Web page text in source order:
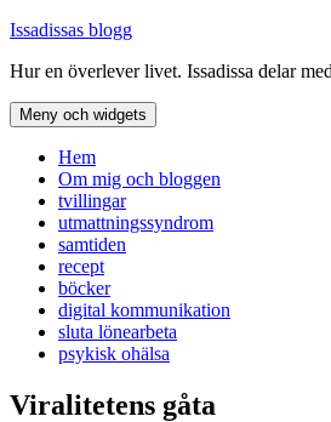
Hoppa
innehåll
Issadissas blogg
Hur en överlever livet. Issadissa delar
Meny och widgets
Hem
Om mig och bloggen
tvillingar
utmattningssyndrom
samtiden
recept
böcker
digital kommunikation
sluta lönearbeta
psykisk ohälsa
Viralitetens gåta